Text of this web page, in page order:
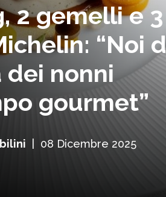
2 gemelli e 3
“Noi
nonni
gourmet”
08 Dicembre 2025